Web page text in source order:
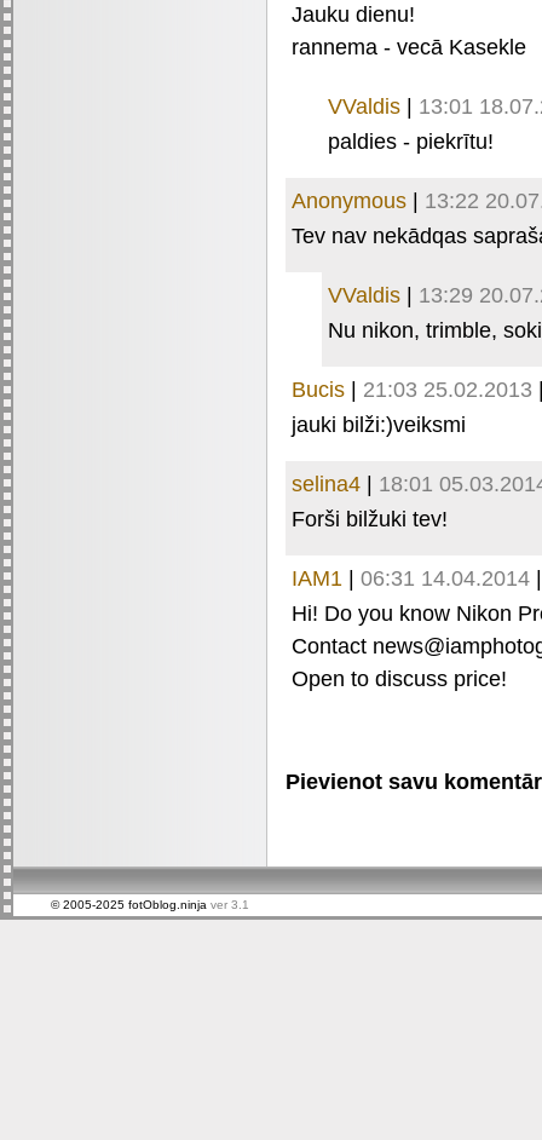
Jauku dienu!
rannema - vecā Kasekle
VValdis | 13:01
paldies - piekrītu!
Anonymous | 13:22
Tev nav nekādqas
VValdis | 13:29
Nu nikon, trimble,
Bucis | 21:03 25.02.2013
jauki bilži:)veiksmi
selina4 | 18:01
Forši bilžuki tev!
IAM1 | 06:31 14.04.2014
Hi! Do you know Nikon
Contact
Open to discuss price!
Pievienot savu
© 2005-2025 fotOblog.ninja ver 3.1